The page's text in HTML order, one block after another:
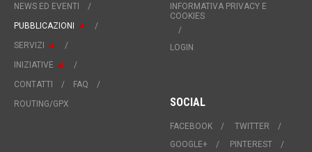
NEWS ED EVENTI
PUBBLICAZIONI
SERVIZI
INIZIATIVE
CONTATTI
FAQ
ROUTING/GPX
INFORMATIVA PRIVACY E
COOKIES
LOGIN
SOCIAL
FACEBOOK
TWITTER
GOOGLE+
PINTEREST